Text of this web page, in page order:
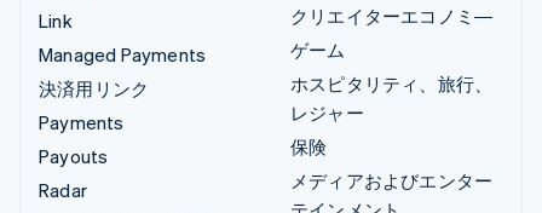
Link
Managed Payments
決済用リンク
Payments
Payouts
Radar
クリエイターエコノミ―
ゲーム
ホスピタリティ、旅行、
レジャー
保険
メディアおよびエンター